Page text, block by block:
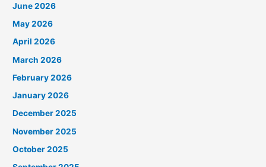
June 2026
May 2026
April 2026
March 2026
February 2026
January 2026
December 2025
November 2025
October 2025